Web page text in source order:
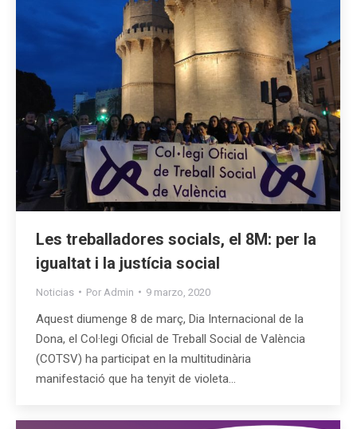
Les treballadores socials, el 8M: per la
igualtat i la justícia social
Noticias Por Admin 9 marzo, 2020
Aquest diumenge 8 de març, Dia Internacional de la
Dona, el Col·legi Oficial de Treball Social de València
(COTSV) ha participat en la multitudinària
manifestació que ha tenyit de violeta…